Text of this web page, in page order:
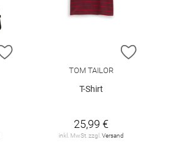
ZUR WUNSCHLISTE HINZUFÜGEN
ZUR
TOM TAILOR
T-Shirt
25,99 €
inkl. MwSt. zzgl.Versand